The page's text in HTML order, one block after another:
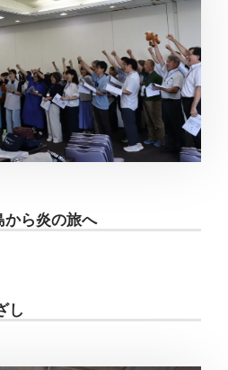
から炎の旅へ
し